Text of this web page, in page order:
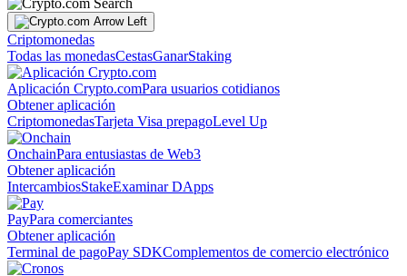
Criptomonedas
Todas las monedasCestasGanarStaking
Aplicación Crypto.comPara usuarios cotidianos
Obtener aplicación
CriptomonedasTarjeta Visa prepagoLevel Up
OnchainPara entusiastas de Web3
Obtener aplicación
IntercambiosStakeExaminar DApps
PayPara comerciantes
Obtener aplicación
Terminal de pagoPay SDKComplementos de comercio electrónico